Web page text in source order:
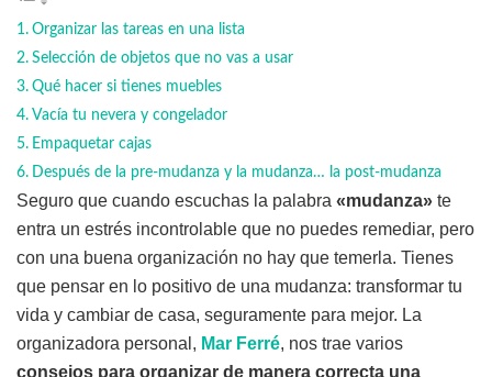
Organizar las tareas en una lista
Selección de objetos que no vas a usar
Qué hacer si tienes muebles
Vacía tu nevera y congelador
Empaquetar cajas
Después de la pre-mudanza y la mudanza… la post-mudanza
Seguro que cuando escuchas la palabra «mudanza» te
entra un estrés incontrolable que no puedes remediar, pero
con una buena organización no hay que temerla. Tienes
que pensar en lo positivo de una mudanza: transformar tu
vida y cambiar de casa, seguramente para mejor. La
organizadora personal, Mar Ferré, nos trae varios
consejos para organizar de manera correcta una